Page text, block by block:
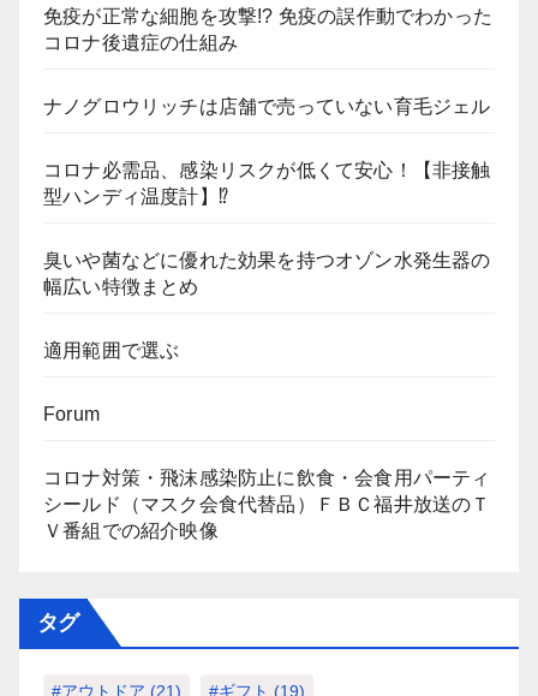
免疫が正常な細胞を攻撃!? 免疫の誤作動でわかった
コロナ後遺症の仕組み
ナノグロウリッチは店舗で売っていない育毛ジェル
コロナ必需品、感染リスクが低くて安心！【非接触
型ハンディ温度計】⁉
臭いや菌などに優れた効果を持つオゾン水発生器の
幅広い特徴まとめ
適用範囲で選ぶ
Forum
コロナ対策・飛沫感染防止に飲食・会食用パーティ
シールド（マスク会食代替品）ＦＢＣ福井放送のＴ
Ｖ番組での紹介映像
タグ
#アウトドア (21) #ギフト (19)